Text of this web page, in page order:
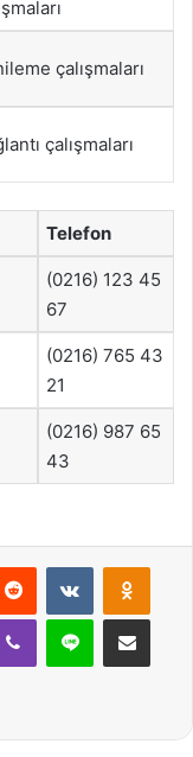
çalışmaları
çalışmaları
Telefon
(0216) 123 45
67
(0216) 765 43
21
(0216) 987 65
43
Reddit VKontakte
Viber Line E-Posta ile